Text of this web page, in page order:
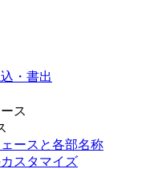
・書出
ス
ースと各部名称
スタマイズ